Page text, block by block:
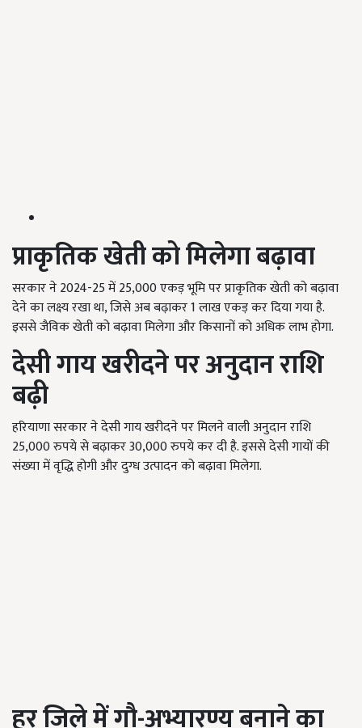
प्राकृतिक खेती को मिलेगा बढ़ावा
सरकार ने2024-25में25,000एकड़ भूमि पर प्राकृतिक खेती को बढ़ावा
देने का लक्ष्य रखा था,जिसे अब बढ़ाकर1लाख एकड़ कर दिया गया है.
इससे जैविक खेती को बढ़ावा मिलेगा और किसानों को अधिक लाभ होगा.
देसी गाय खरीदने पर अनुदान राशि
बढ़ी
हरियाणा सरकार ने देसी गाय खरीदने पर मिलने वाली अनुदान राशि
25,000रुपये से बढ़ाकर30,000रुपये कर दी है. इससे देसी गायों की
संख्या में वृद्धि होगी और दुग्ध उत्पादन को बढ़ावा मिलेगा.